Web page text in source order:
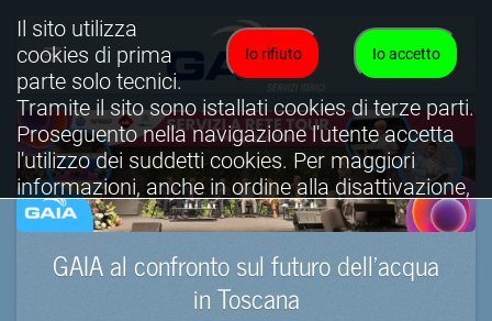
GAIA al confronto sul futuro dell’acqua
in Toscana
Io accetto
Io rifiuto
Il sito utilizza
cookies di prima
parte solo tecnici.
Tramite il sito sono istallati cookies di terze parti.
Proseguento nella navigazione l'utente accetta
l'utilizzo dei suddetti cookies. Per maggiori
informazioni, anche in ordine alla disattivazione,
è possibile consultare l'informativa cookies
completa.
Visualizza informativa completa.